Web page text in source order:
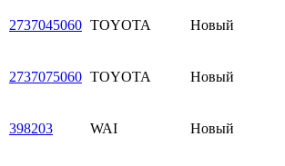
2737045060 TOYOTA Новый
2737075060 TOYOTA Новый
398203 WAI Новый